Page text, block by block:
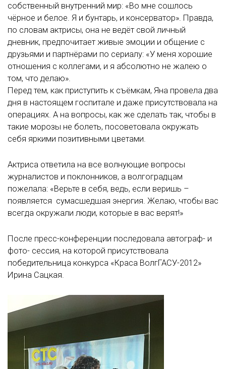
собственный внутренний мир: «Во мне сошлось
чёрное и белое. Я и бунтарь, и консерватор». Правда,
по словам актрисы, она не ведёт свой личный
дневник, предпочитает живые эмоции и общение с
друзьями и партнёрами по сериалу: «У меня хорошие
отношения с коллегами, и я абсолютно не жалею о
том, что делаю».
Перед тем, как приступить к съёмкам, Яна провела два
дня в настоящем госпитале и даже присутствовала на
операциях. А на вопросы, как же сделать так, чтобы в
такие морозы не болеть, посоветовала окружать
себя яркими позитивными цветами.
Актриса ответила на все волнующие вопросы
журналистов и поклонников, а волгоградцам
пожелала: «Верьте в себя, ведь, если веришь –
появляется сумасшедшая энергия. Желаю, чтобы вас
всегда окружали люди, которые в вас верят!»
После пресс-конференции последовала автограф- и
фото- сессия, на которой присутствовала
победительница конкурса «Краса ВолгГАСУ-2012»
Ирина Сацкая.